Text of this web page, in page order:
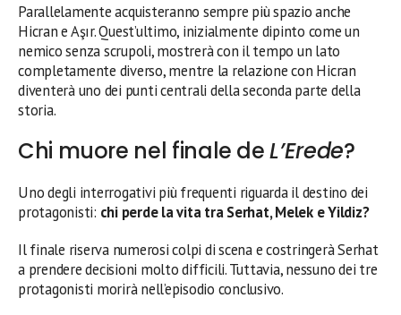
Parallelamente acquisteranno sempre più spazio anche
Hicran e Aşır. Quest’ultimo, inizialmente dipinto come un
nemico senza scrupoli, mostrerà con il tempo un lato
completamente diverso, mentre la relazione con Hicran
diventerà uno dei punti centrali della seconda parte della
storia.
Chi muore nel finale deL’Erede?
Uno degli interrogativi più frequenti riguarda il destino dei
protagonisti: chi perde la vita tra Serhat, Melek e Yildiz?
Il finale riserva numerosi colpi di scena e costringerà Serhat
a prendere decisioni molto difficili. Tuttavia, nessuno dei tre
protagonisti morirà nell’episodio conclusivo.